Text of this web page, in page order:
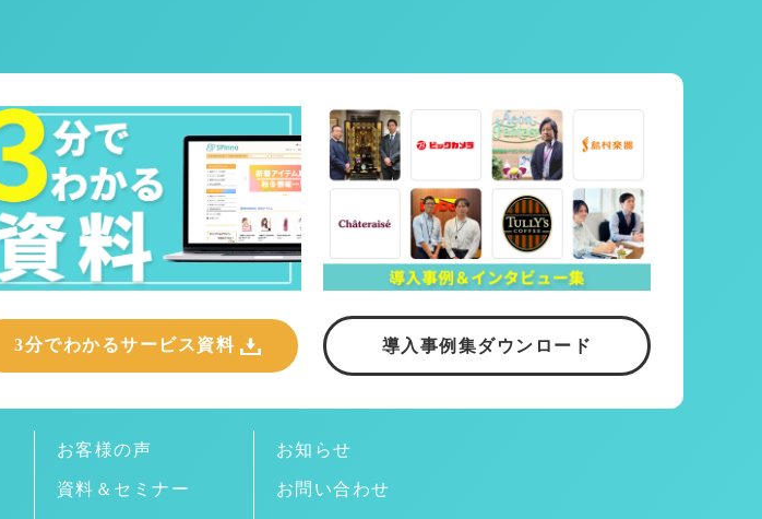
3分でわかるサービス資料 導入事例集ダウンロード
お客様の声
資料＆セミナー
お知らせ
お問い合わせ